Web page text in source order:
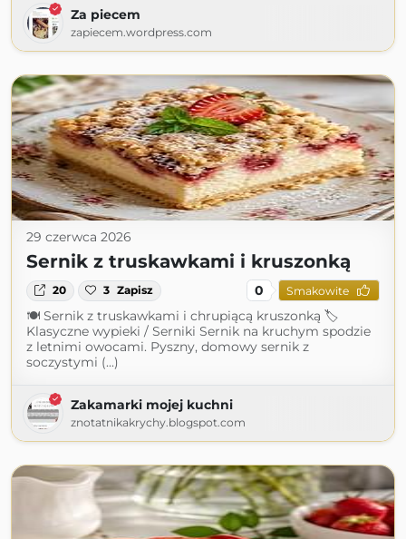
Za piecem
zapiecem.wordpress.com
29 czerwca 2026
Sernik z truskawkami i kruszonką
20 3 Zapisz 0 Smakowite
🍽 Sernik z truskawkami i chrupiącą kruszonką 🏷
Klasyczne wypieki / Serniki Sernik na kruchym spodzie
z letnimi owocami. Pyszny, domowy sernik z
soczystymi (...)
Zakamarki mojej kuchni
znotatnikakrychy.blogspot.com